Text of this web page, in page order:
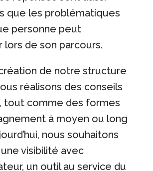
que les problématiques
personne peut
lors de son parcours.
de notre structure
réalisons des conseils
tout comme des formes
à moyen ou long
nous souhaitons
visibilité avec
un outil au service du